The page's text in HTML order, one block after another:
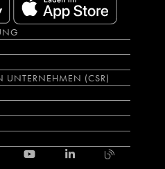
UNTERNEHMEN (CSR)